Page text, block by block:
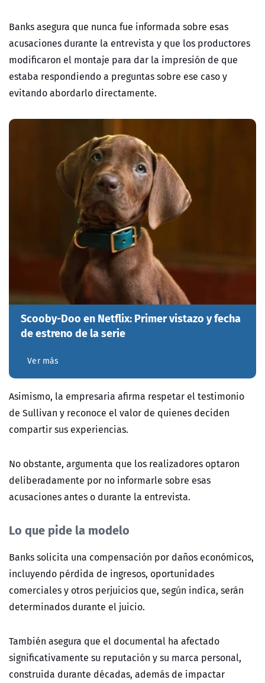
Banks asegura que nunca fue informada sobre esas
acusaciones durante la entrevista y que los productores
modificaron el montaje para dar la impresión de que
estaba respondiendo a preguntas sobre ese caso y
evitando abordarlo directamente.
Scooby-Doo en Netflix: Primer vistazo y fecha
de estreno de la serie
Ver más
Asimismo, la empresaria afirma respetar el testimonio
de Sullivan y reconoce el valor de quienes deciden
compartir sus experiencias.
No obstante, argumenta que los realizadores optaron
deliberadamente por no informarle sobre esas
acusaciones antes o durante la entrevista.
Lo que pide la modelo
Banks solicita una compensación por daños económicos,
incluyendo pérdida de ingresos, oportunidades
comerciales y otros perjuicios que, según indica, serán
determinados durante el juicio.
También asegura que el documental ha afectado
significativamente su reputación y su marca personal,
construida durante décadas, además de impactar